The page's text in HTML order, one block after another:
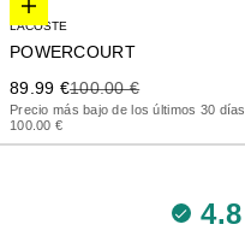
Elige opciones
LACOSTE
POWERCOURT
Precio de oferta
89.99 €Precio anterior
100.00 €
Precio más bajo de los últimos 30
100.00 €
4.8